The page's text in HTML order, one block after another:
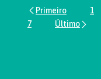
1
Página
7